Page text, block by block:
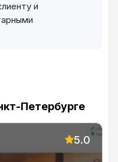
и
Петербурге
5.0